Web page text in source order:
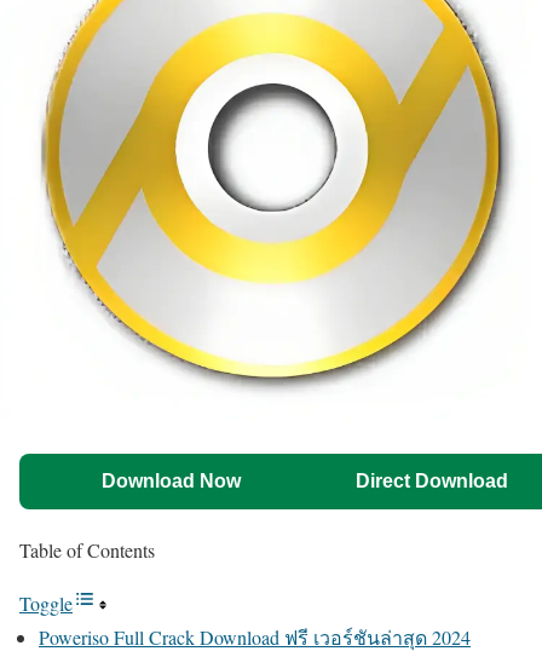
Download Now Direct Download
Table of Contents
Toggle
Poweriso Full Crack Download ฟรี เวอร์ชันล่าสุด 2024